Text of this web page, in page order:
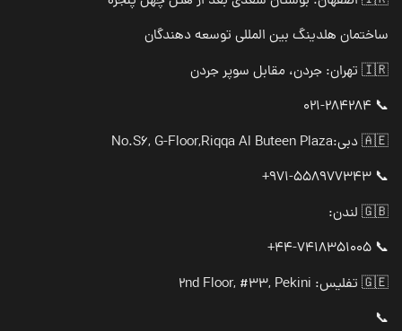
ساختمان هلدینگ بین المللی توسعه دهندگان
🇮🇷 تهران: جردن، مقابل سوپر جردن
📞 021-284284
🇦🇪 دبی:
No.S6, G-Floor,Riqqa Al Buteen Plaza
📞 971-558977343+
🇬🇧 لندن:
📞 44-7418351005+
🇬🇪 تفلیس: 2nd Floor, #33, Pekini
📞